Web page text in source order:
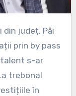
prin by pass
talent s-ar
trebonal
în